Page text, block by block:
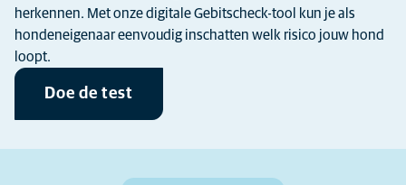
herkennen. Met onze digitale Gebitscheck-tool kun je als
hondeneigenaar eenvoudig inschatten welk risico jouw hond
loopt.
Doe de test